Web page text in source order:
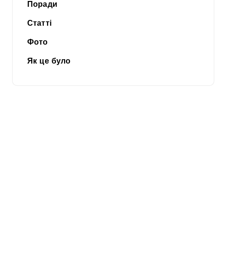
Поради
Статті
Фото
Як це було